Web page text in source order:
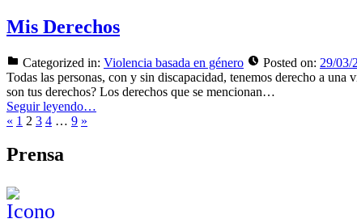
Mis Derechos
Categorized in: Violencia basada en género Posted on: 29/03/
Todas las personas, con y sin discapacidad, tenemos derecho a
son tus derechos? Los derechos que se mencionan…
Seguir leyendo…
« Previous
Page:
1 Page:
2 Page:
3 Page:
4 … Page:
9 Next
»
Prensa